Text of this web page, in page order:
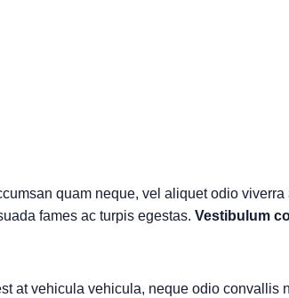
quam neque, vel aliquet odio
fames ac turpis egestas. Vestibulum
at vehicula vehicula, neque odio